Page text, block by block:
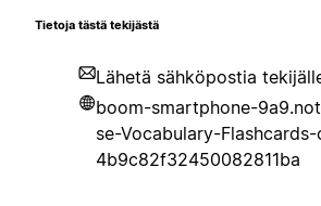
Tietoja tästä tekijästä
Lähetä sähköpostia
boom-smartphone-
se-Vocabulary-
4b9c82f32450082811ba